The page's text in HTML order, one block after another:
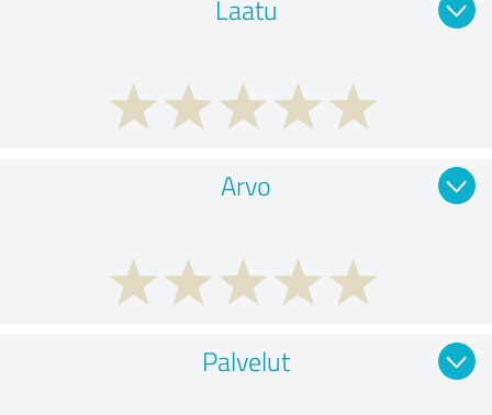
Laatu
Arvo
Palvelut